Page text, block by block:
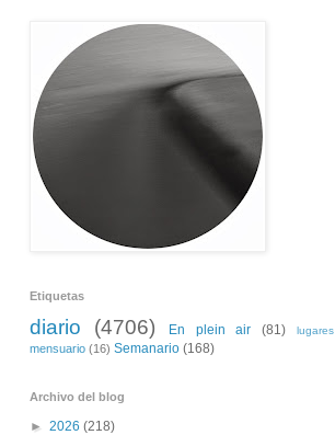
Etiquetas
diario (4706) En plein air (81) lugares
mensuario (16) Semanario (168)
Archivo del blog
► 2026 (218)